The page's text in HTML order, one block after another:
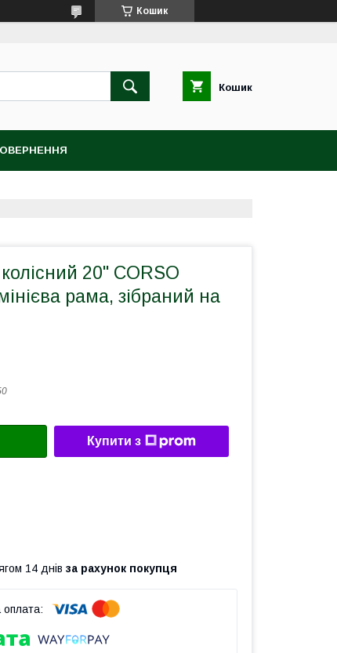
Кошик
Кошик
20" CORSO
рама, зібраний на
Купити з
14 днів за рахунок покупця